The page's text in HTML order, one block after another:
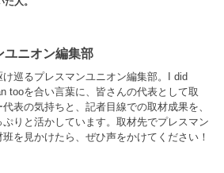
ユニオン編集部
け巡るプレスマンユニオン編集部。I did
tooを合い言葉に、皆さんの代表として取
表の気持ちと、記者目線での取材成果を、
りと活かしています。取材先でプレスマン
を見かけたら、ぜひ声をかけてください！